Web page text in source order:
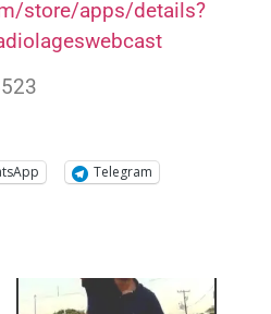
store/apps/details?
Telegram